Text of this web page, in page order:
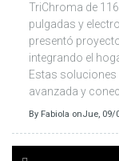
TriChroma de
pulgadas y
presentó
integrando el
Estas soluciones
avanzada y
By Fabiola onJue, 09/